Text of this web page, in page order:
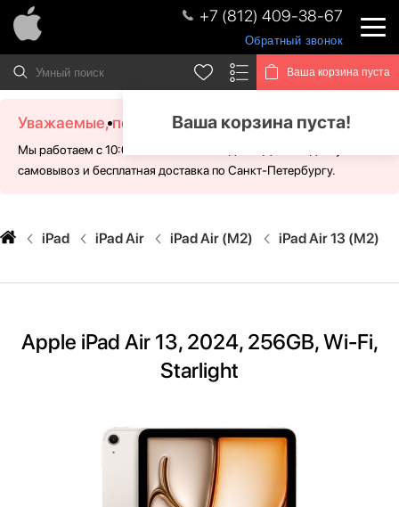
+7 (812) 409-38-67
Обратный звонок
Ваша корзина пуста
Ваша корзина пуста!
Уважаемые, посетители!
Мы работаем с 10:00 - 21:00 без выходных. Для Вас доступен
самовывоз и бесплатная доставка по Санкт-Петербургу.
iPad iPad Air iPad Air (M2) iPad Air 13 (M2)
Apple iPad Air 13, 2024, 256GB, Wi-Fi,
Starlight